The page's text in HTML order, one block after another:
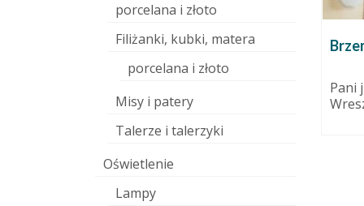
Ceramiczna kula ogrodowa
28 czerwca 2015
najbardziej! Ta ze zdjęć jeździła z
Pani
porcelana i złoto
Filiżanki, kubki, matera
porcelana i złoto
Misy i patery
Talerze i talerzyki
Oświetlenie
Lampy